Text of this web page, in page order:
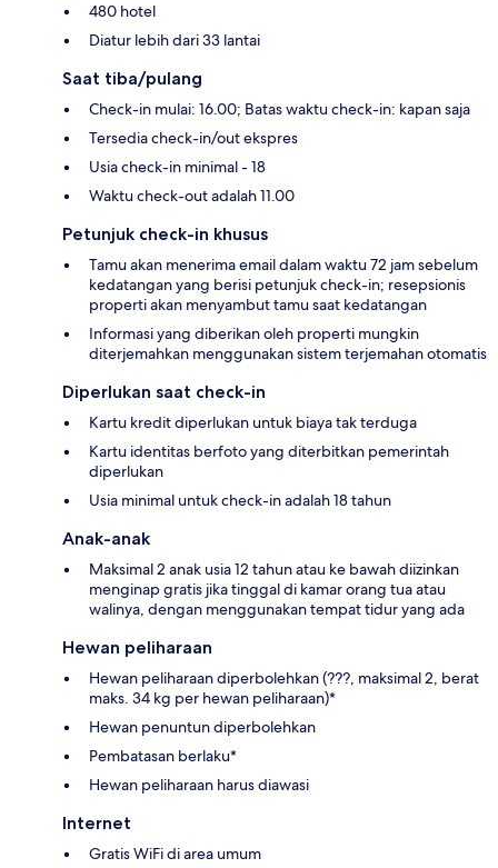
480 hotel
Diatur lebih dari 33 lantai
Saat tiba/pulang
Check-in mulai: 16.00; Batas waktu check-in: kapan saja
Tersedia check-in/out ekspres
Usia check-in minimal - 18
Waktu check-out adalah 11.00
Petunjuk check-in khusus
Tamu akan menerima email dalam waktu 72 jam sebelum
kedatangan yang berisi petunjuk check-in; resepsionis
properti akan menyambut tamu saat kedatangan
Informasi yang diberikan oleh properti mungkin
diterjemahkan menggunakan sistem terjemahan otomatis
Diperlukan saat check-in
Kartu kredit diperlukan untuk biaya tak terduga
Kartu identitas berfoto yang diterbitkan pemerintah
diperlukan
Usia minimal untuk check-in adalah 18 tahun
Anak-anak
Maksimal 2 anak usia 12 tahun atau ke bawah diizinkan
menginap gratis jika tinggal di kamar orang tua atau
walinya, dengan menggunakan tempat tidur yang ada
Hewan peliharaan
Hewan peliharaan diperbolehkan (???, maksimal 2, berat
maks. 34 kg per hewan peliharaan)*
Hewan penuntun diperbolehkan
Pembatasan berlaku*
Hewan peliharaan harus diawasi
Internet
Gratis WiFi di area umum